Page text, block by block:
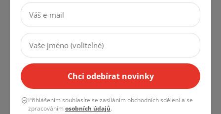
1 321,49 Kč bez DPH
1 599 Kč
DO KOŠÍKU
3 999 Kč
DETAIL
Chci odebírat novinky
Přihlášením souhlasíte se zasíláním obchodních sdělení a se
zpracováním osobních údajů.